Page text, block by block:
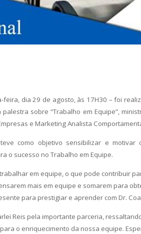
feira, dia 29 de agosto, às 17H30 – foi
palestra sobre “Trabalho em Equipe”,
e Marketing Analista
como objetivo sensibilizar e motivar
o sucesso no Trabalho em Equipe.
em equipe, o que pode contribuir
mais em equipe e somarem para
para prestigiar e aprender com Dr.
Reis pela importante parceria,
o enriquecimento da nossa equipe.